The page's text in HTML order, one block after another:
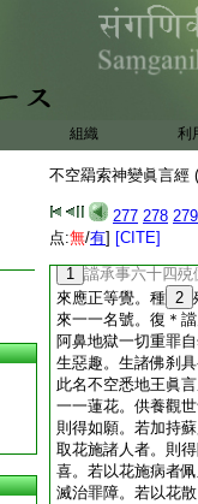
組織 利
不空羂索神變眞言經
277 278 279
点:無/有] [CITE]
誥言。善哉
索心王陀羅尼眞言
菩提相應成就。時
地王眞言一百八遍
一切諸佛菩薩摩訶
不空羂索陀羅尼眞
印三昧耶經。百千
王一切印。百千那
一切廣大解脱蓮花
那庾多會。亦名證
1 譡承事六十四
來應正等覺。種 2
來一一名號。復＊
阿鼻地獄一切重罪
生惡趣。生諸佛刹
此名不空悉地王眞
一一蓮花。供養觀
則得如願。若加持
取花施諸人者。則
喜。若以花施病者
滅治罪障。若以花